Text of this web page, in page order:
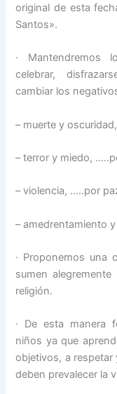
original de esta
Santos».
· Mantendremos
celebrar,
cambiar los
– muerte y
– terror y miedo,
– violencia, …..por
– amedrentamiento
· Proponemos una
sumen
religión.
· De esta manera
niños ya que
objetivos, a
deben prevalecer la